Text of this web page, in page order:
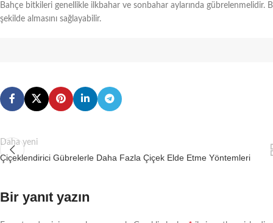
Bahçe bitkileri genellikle ilkbahar ve sonbahar aylarında
şekilde almasını sağlayabilir.
Daha yeni
Çiçeklendirici Gübrelerle Daha Fazla Çiçek Elde Etme Yöntemleri
Bir yanıt yazın